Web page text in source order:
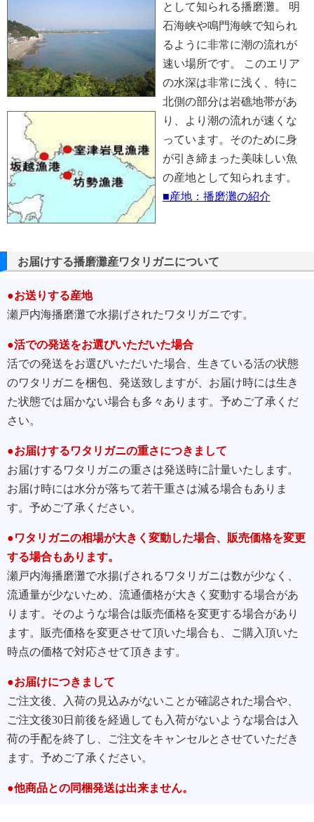
として知られる播磨灘。 明
石海峡や鳴門海峡で知られ
るように非常に潮の流れが
速い場所です。 このエリア
の水深は非常に浅く、特に
北側の部分は岩礁地帯があ
り、より潮の流れが速くな
っています。そのために身
が引き締まった美味しい魚
の産地として知られます。
■産地：播磨灘の紹介
お届けする播磨灘産ワタリガニについて
●お送りする産地
瀬戸内海播磨灘で水揚げされたワタリガニです。
●活での発送をお選びいただいた場合
活での発送をお選びいただいた場合、生きている活の状態
のワタリガニを梱包、発送致しますが、お届け時には生き
た状態では届かない場合も多々あります。予めご了承くだ
さい。
●お届けするワタリガニの重さにつきまして
お届けするワタリガニの重さは発送時に計量いたします。
お届け時には水分が落ちて若干重さは減る場合もありま
す。予めご了承ください。
●ワタリガニの相場が大きく変動した場合、販売価格を変更
する場合もあります。
瀬戸内海播磨灘で水揚げされるワタリガニは数が少なく、
流通量が少ないため、流通価格が大きく変動する場合があ
ります。そのような場合は販売価格を変更する場合があり
ます。販売価格を変更させて頂いた場合も、ご購入頂いた
時点の価格で対応させて頂きます。
●お届けにつきまして
ご注文後、入荷の見込みがないことが確認された場合や、
ご注文後30日前後を経過しても入荷がないような場合は入
荷の手配を終了し、ご注文をキャンセルとさせていただき
ます。予めご了承ください。
●他商品との同梱発送は出来ません。